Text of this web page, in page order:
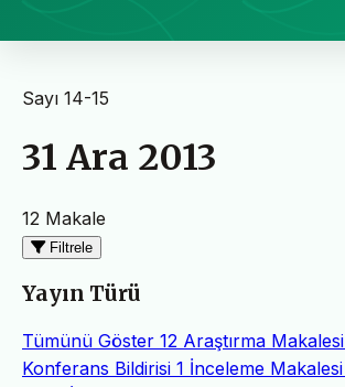
Sayı 14-15
31 Ara 2013
12 Makale
Filtrele
Yayın Türü
Tümünü Göster 12 Araştırma Makalesi
Konferans Bildirisi 1 İnceleme Makalesi